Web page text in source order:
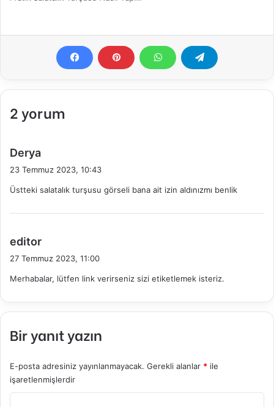
2 yorum
Derya
i
23 Temmuz 2023, 10:43
Üstteki salatalık turşusu görseli bana ait izin aldınızmı benlik
editor
i
27 Temmuz 2023, 11:00
Merhabalar, lütfen link verirseniz sizi etiketlemek isteriz.
Bir yanıt yazın
E-posta adresiniz yayınlanmayacak. Gerekli alanlar * ile
işaretlenmişlerdir